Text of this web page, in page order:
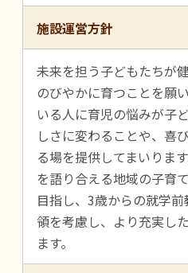
施設運営方針
未来を担う子どもたちが
のびやかに育つことを願
いる人に育児の悩みが子
しさに変わることや、喜
る場を提供してまいりま
を語り合える地域の子育
目指し、3歳からの就学
領を考慮し、より充実し
ます。